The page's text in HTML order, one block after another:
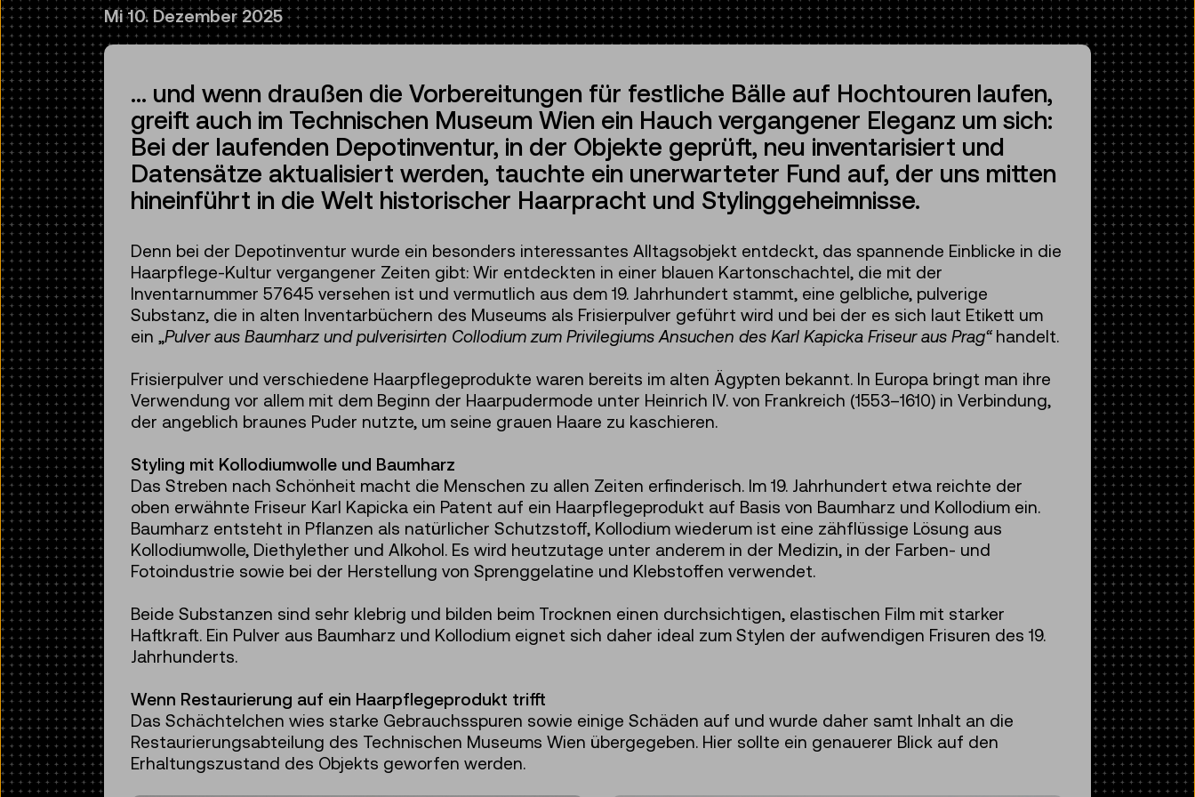
Mi 10. Dezember 2025
... und wenn draußen die Vorbereitungen für festliche Bälle auf Hochtouren laufen,
greift auch im Technischen Museum Wien ein Hauch vergangener Eleganz um sich:
Bei der laufenden Depotinventur, in der Objekte geprüft, neu inventarisiert und
Datensätze aktualisiert werden, tauchte ein unerwarteter Fund auf, der uns mitten
hineinführt in die Welt historischer Haarpracht und Stylinggeheimnisse.
Denn bei der Depotinventur wurde ein besonders interessantes Alltagsobjekt entdeckt, das spannende Einblicke in die
Haarpflege-Kultur vergangener Zeiten gibt: Wir entdeckten in einer blauen Kartonschachtel, die mit der
Inventarnummer 57645 versehen ist und vermutlich aus dem 19. Jahrhundert stammt, eine gelbliche, pulverige
Substanz, die in alten Inventarbüchern des Museums als Frisierpulver geführt wird und bei der es sich laut Etikett um
ein „Pulver aus Baumharz und pulverisirten Collodium zum Privilegiums Ansuchen des Karl Kapicka Friseur aus Prag“ handelt.
Frisierpulver und verschiedene Haarpflegeprodukte waren bereits im alten Ägypten bekannt. In Europa bringt man ihre
Verwendung vor allem mit dem Beginn der Haarpudermode unter Heinrich IV. von Frankreich (1553–1610) in Verbindung,
der angeblich braunes Puder nutzte, um seine grauen Haare zu kaschieren.
Styling mit Kollodiumwolle und Baumharz
Das Streben nach Schönheit macht die Menschen zu allen Zeiten erfinderisch. Im 19. Jahrhundert etwa reichte der
oben erwähnte Friseur Karl Kapicka ein Patent auf ein Haarpflegeprodukt auf Basis von Baumharz und Kollodium ein.
Baumharz entsteht in Pflanzen als natürlicher Schutzstoff, Kollodium wiederum ist eine zähflüssige Lösung aus
Kollodiumwolle, Diethylether und Alkohol. Es wird heutzutage unter anderem in der Medizin, in der Farben- und
Fotoindustrie sowie bei der Herstellung von Sprenggelatine und Klebstoffen verwendet.
Beide Substanzen sind sehr klebrig und bilden beim Trocknen einen durchsichtigen, elastischen Film mit starker
Haftkraft. Ein Pulver aus Baumharz und Kollodium eignet sich daher ideal zum Stylen der aufwendigen Frisuren des 19.
Jahrhunderts.
Wenn Restaurierung auf ein Haarpflegeprodukt trifft
Das Schächtelchen wies starke Gebrauchsspuren sowie einige Schäden auf und wurde daher samt Inhalt an die
Restaurierungsabteilung des Technischen Museums Wien übergegeben. Hier sollte ein genauerer Blick auf den
Erhaltungszustand des Objekts geworfen werden.